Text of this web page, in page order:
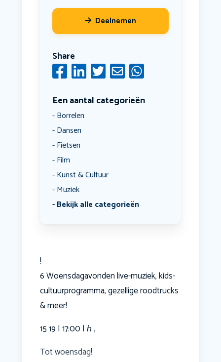
Deelnemen
Share
Een aantal categorieën
Borrelen
Dansen
Fietsen
Film
Kunst & Cultuur
Muziek
Bekijk alle categorieën
!
6 Woensdagavonden live-muziek, kids-
cultuurprogramma, gezellige roodtrucks
& meer!
15 19 | 17:00 | ℎ ,
Tot woensdag!